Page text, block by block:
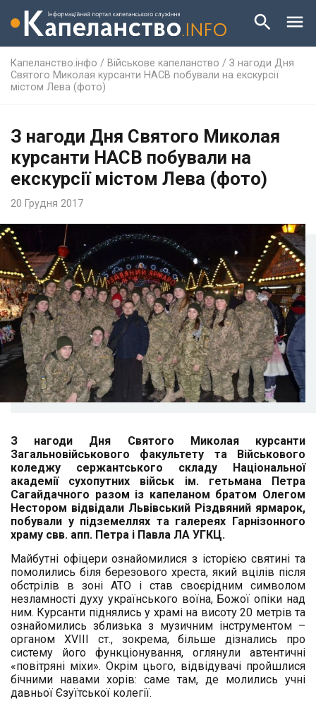
Капеланство.інфо / Військове капеланство / З нагоди Дня
Святого Миколая курсанти НАСВ побували на екскурсії
містом Лева (фото)
З нагоди Дня Святого Миколая
курсанти НАСВ побували на
екскурсії містом Лева (фото)
20 Грудня 2017
З нагоди Дня Святого Миколая курсанти
Загальновійськового факультету та Військового
коледжу сержантського складу Національної
академії сухопутних військ ім. гетьмана Петра
Сагайдачного разом із капеланом братом Олегом
Нестором відвідали Львівський Різдвяний ярмарок,
побували у підземеллях та галереях Гарнізонного
храму свв. апп. Петра і Павла ЛА УГКЦ.
Майбутні офіцери ознайомилися з історією святині та
помолились біля березового хреста, який вцілів після
обстрілів в зоні АТО і став своєрідним символом
незламності духу українського воїна, Божої опіки над
ним. Курсанти піднялись у храмі на висоту 20 метрів та
ознайомились зблизька з музичним інструментом –
органом XVIII ст., зокрема, більше дізнались про
систему його функціонування, оглянули автентичні
«повітряні міхи». Окрім цього, відвідувачі пройшлися
бічними навами хорів: саме там, де молились учні
давньої Єзуїтської колегії.